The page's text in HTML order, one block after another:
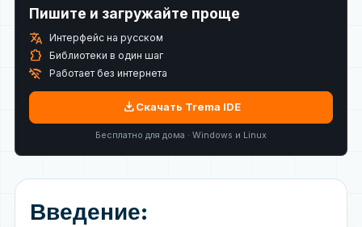
Пишите и загружайте проще
translate Интерфейс на русском
extension Библиотеки в один шаг
wifi_off Работает без интернета
downloadСкачать Trema IDE
Бесплатно для дома · Windows и Linux
Введение: